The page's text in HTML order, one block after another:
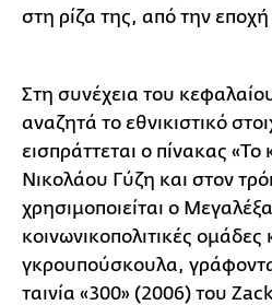
στη ρίζα της, από την
Στη συνέχεια του
αναζητά το εθνικιστικό
εισπράττεται ο πίνακας
Νικολάου Γύζη και στον
χρησιμοποιείται ο
κοινωνικοπολιτικές ομάδες
γκρουπούσκουλα,
ταινία «300» (2006) του